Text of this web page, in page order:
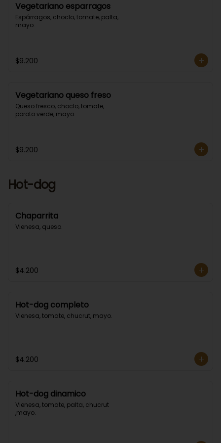
Vegetariano esparragos
Espárragos, choclo, tomate, palta,
mayo.
$9.200
Vegetariano queso freso
Queso fresco, choclo, tomate,
poroto verde, mayo.
$9.200
Hot-dog
Chaparrita
Vienesa, queso.
$4.200
Hot-dog completo
Vienesa, tomate, chucrut, mayo.
$4.200
Hot-dog dinamico
Vienesa, tomate, palta, chucrut
,mayo.